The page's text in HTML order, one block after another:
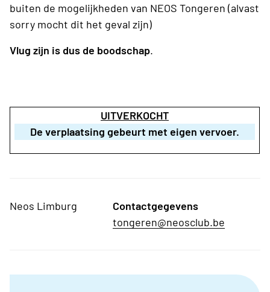
buiten de mogelijkheden van NEOS Tongeren (alvast
sorry mocht dit het geval zijn)
Vlug zijn is dus de boodschap.
UITVERKOCHT
De verplaatsing gebeurt met eigen vervoer.
Neos Limburg
Contactgegevens
tongeren@neosclub.be